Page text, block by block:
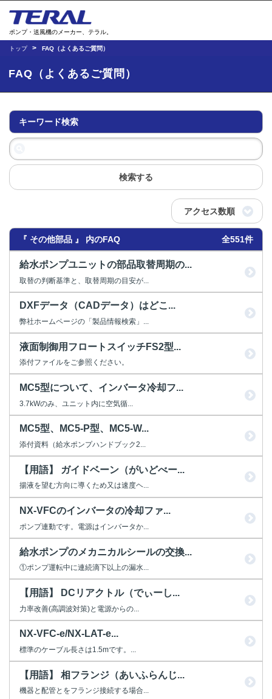
ポンプ・送風機のメーカー、テラル。
トップ FAQ（よくあるご質問）
FAQ（よくあるご質問）
キーワード検索
検索する
アクセス数順
『 その他部品 』 内のFAQ 全551件
給水ポンプユニットの部品取替周期の...
取替の判断基準と、取替周期の目安が...
DXFデータ（CADデータ）はどこ...
弊社ホームページの「製品情報検索」...
液面制御用フロートスイッチFS2型...
添付ファイルをご参照ください。
MC5型について、インバータ冷却フ...
3.7kWのみ、ユニット内に空気循...
MC5型、MC5-P型、MC5-W...
添付資料（給水ポンプハンドブック2...
【用語】 ガイドベーン（がいどべー...
揚液を望む方向に導くため又は速度ヘ...
NX-VFCのインバータの冷却ファ...
ポンプ連動です。電源はインバータか...
給水ポンプのメカニカルシールの交換...
①ポンプ運転中に連続滴下以上の漏水...
【用語】 DCリアクトル（でぃーし...
力率改善(高調波対策)と電源からの...
NX-VFC-e/NX-LAT-e...
標準のケーブル長さは1.5mです。...
【用語】 相フランジ（あいふらんじ...
機器と配管とをフランジ接続する場合...